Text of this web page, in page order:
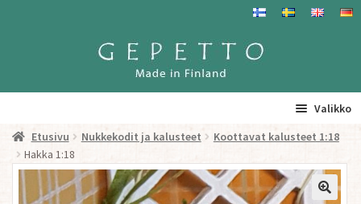
Siirry
Siirry
Valikko
Etusivu
Tuotteet
Etusivu Nukkekodit ja kalusteet
Koottavat kalusteet 1:18
Hakka 1:18